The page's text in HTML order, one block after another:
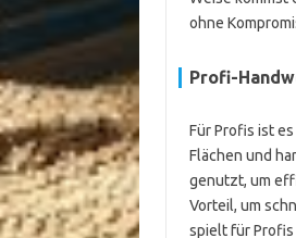
ohne
Profi-
Für Profis ist
Flächen und
genutzt, um
Vorteil, um
spielt für Profis